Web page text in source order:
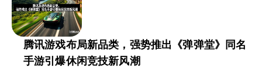
腾讯游戏布局新品类，强势推出《弹弹堂》同名
手游引爆休闲竞技新风潮